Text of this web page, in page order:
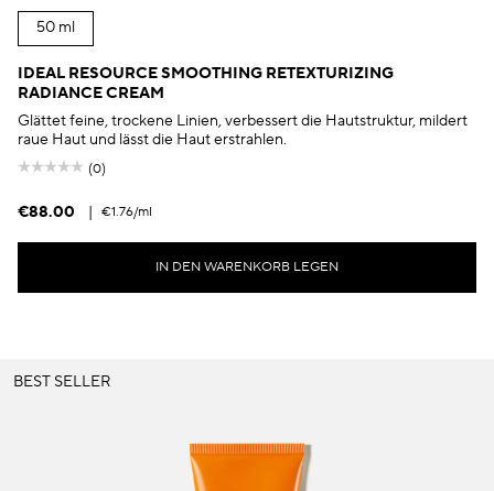
50 ml
IDEAL RESOURCE SMOOTHING RETEXTURIZING
RADIANCE CREAM
Glättet feine, trockene Linien, verbessert die Hautstruktur, mildert
raue Haut und lässt die Haut erstrahlen.
(0)
€88.00 | €1.76/ml
IN DEN WARENKORB LEGEN
BEST SELLER